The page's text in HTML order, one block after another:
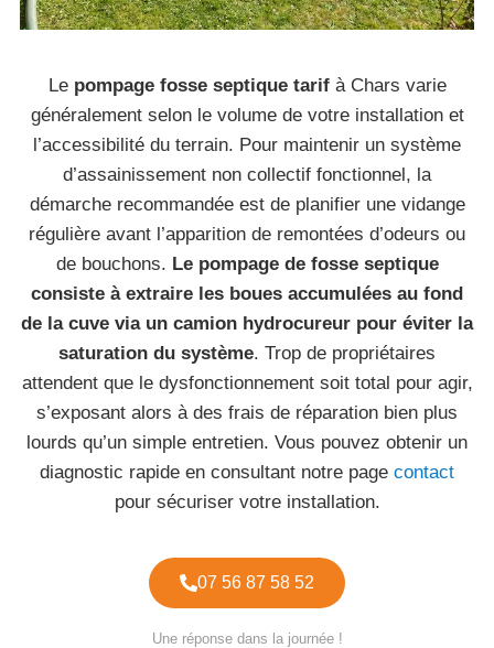
Le pompage fosse septique tarifà Chars varie
généralement selon le volume de votre installation et
l’accessibilité du terrain. Pour maintenir un système
d’assainissement non collectif fonctionnel, la
démarche recommandée est de planifier une vidange
régulière avant l’apparition de remontées d’odeurs ou
de bouchons. Le pompage de fosse septique
consiste à extraire les boues accumulées au fond
de la cuve via un camion hydrocureur pour éviter la
saturation du système. Trop de propriétaires
attendent que le dysfonctionnement soit total pour agir,
s’exposant alors à des frais de réparation bien plus
lourds qu’un simple entretien. Vous pouvez obtenir un
diagnostic rapide en consultant notre page contact
pour sécuriser votre installation.
07 56 87 58 52
Une réponse dans la journée !